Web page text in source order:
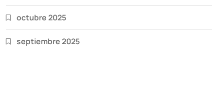
octubre 2025
septiembre 2025